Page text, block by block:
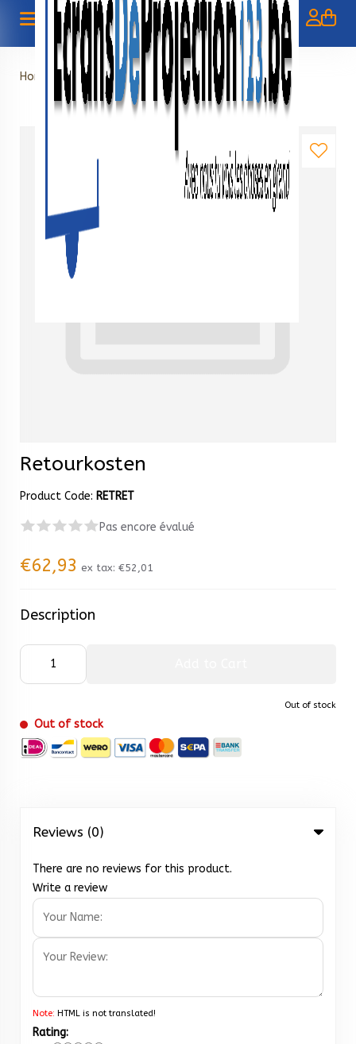
Home »Retourkosten
Retourkosten
Product Code: RETRET
Pas encore évalué
€62,93 ex tax: €52,01
Description
Out of stock
Out of stock
Reviews (0)
There are no reviews for this product.
Write a review
Note: HTML is not translated!
Rating: